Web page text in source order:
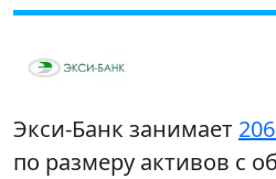
Экси-Банк занимает
по размеру активов с